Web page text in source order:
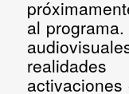
al programa